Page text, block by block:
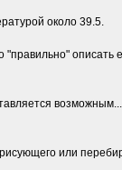
около 39.5.
описать
или